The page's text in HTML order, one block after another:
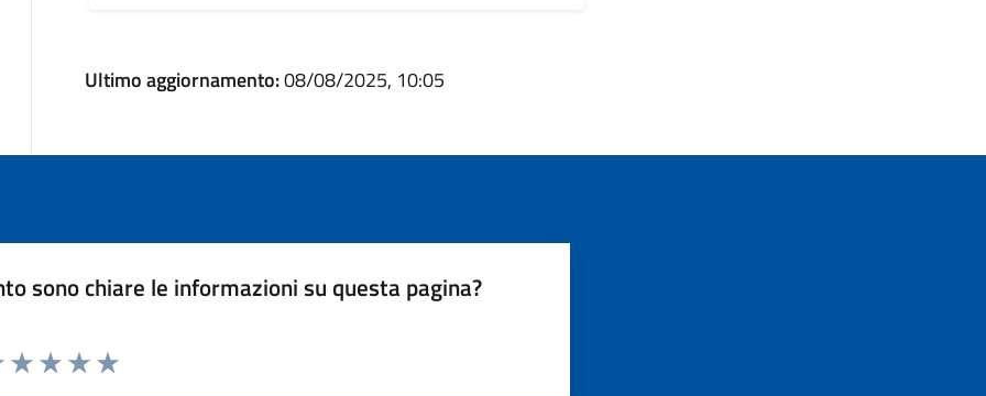
Ultimo aggiornamento:08/08/2025, 10:05
sono chiare le informazioni su questa pagina?